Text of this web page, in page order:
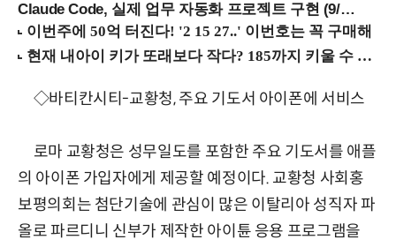
Claude Code, 실제 업무 자동화 프로젝트 구현 (9/16 ~17 강남역)
◇바티칸시티-교황청, 주요 기도서 아이폰에 서비스
로마 교황청은 성무일도를 포함한 주요 기도서를 애플
의 아이폰 가입자에게 제공할 예정이다. 교황청 사회홍
보평의회는 첨단기술에 관심이 많은 이탈리아 성직자 파
올로 파르디니 신부가 제작한 아이튠 응용 프로그램을